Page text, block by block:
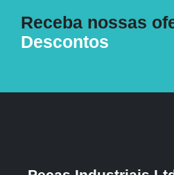
Receba nossas
Descontos